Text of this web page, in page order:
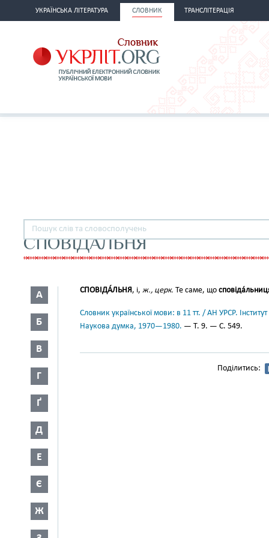
УКРАЇНСЬКА ЛІТЕРАТУРА СЛОВНИК ТРАНСЛІТЕРАЦІЯ
СПОВІДАЛЬНЯ
А
Б
В
Г
Ґ
Д
Е
Є
Ж
СПОВІДА́ЛЬНЯ, і, ж., церк. Те саме, що
Словник української мови: в 11 тт. / АН УРСР.
Наукова думка, 1970—1980. — Т. 9. — С. 549.
Поділитись: